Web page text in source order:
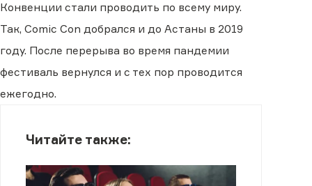
Конвенции стали проводить по всему миру.
Так, Comic Con добрался и до Астаны в 2019
году. После перерыва во время пандемии
фестиваль вернулся и с тех пор проводится
ежегодно.
Читайте также: